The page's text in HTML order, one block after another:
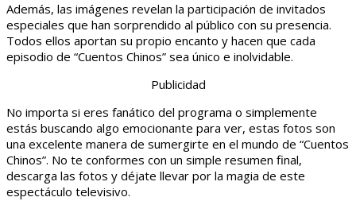
Además, las imágenes revelan la participación de invitados
especiales que han sorprendido al público con su presencia.
Todos ellos aportan su propio encanto y hacen que cada
episodio de “Cuentos Chinos” sea único e inolvidable.
Publicidad
No importa si eres fanático del programa o simplemente
estás buscando algo emocionante para ver, estas fotos son
una excelente manera de sumergirte en el mundo de “Cuentos
Chinos”. No te conformes con un simple resumen final,
descarga las fotos y déjate llevar por la magia de este
espectáculo televisivo.